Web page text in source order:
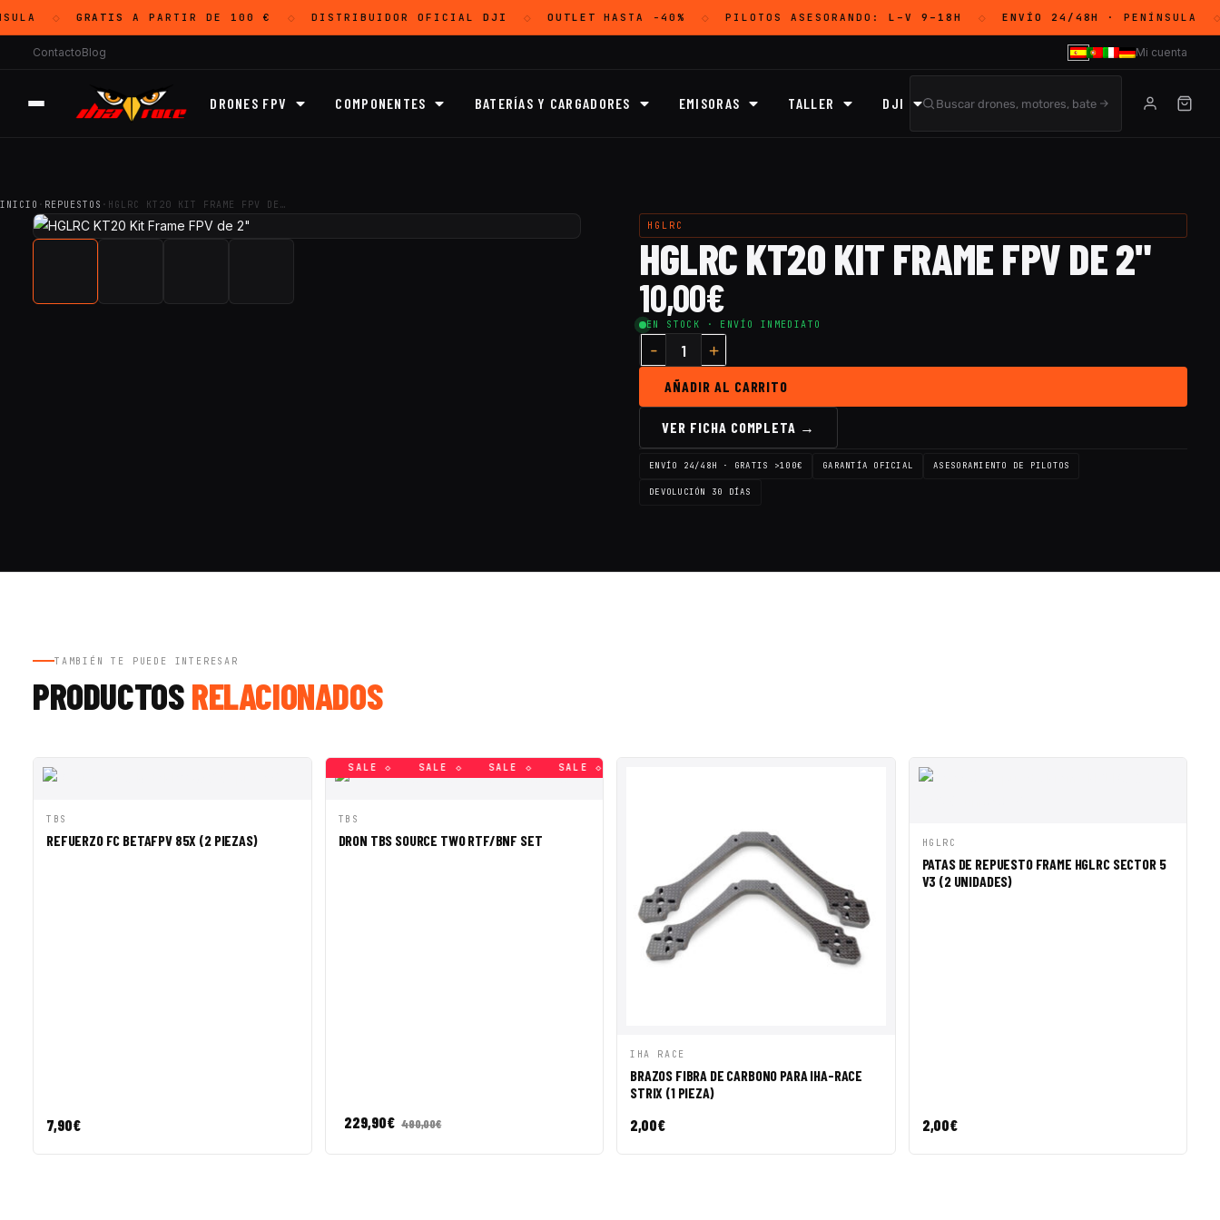
GRATIS A PARTIR DE 100 € DISTRIBUIDOR OFICIAL DJI OUTLET HASTA -40% PILOTOS ASESORANDO: L–V 9–18H ENVÍO 24/48H· PENÍNSULA
ContactoBlog Mi cuenta
DRONES FPV COMPONENTES BATERÍAS Y CARGADORES EMISORAS TALLER DJI
INICIO · REPUESTOS · HGLRC KT20 KIT FRAME FPV DE…
HGLRC
HGLRC KT20 KIT FRAME FPV DE 2"
10,00€
EN STOCK · ENVÍO INMEDIATO
AÑADIR AL CARRITO
VER FICHA COMPLETA →
ENVÍO 24/48H · GRATIS >100€ GARANTÍA OFICIAL ASESORAMIENTO DE PILOTOS
DEVOLUCIÓN 30 DÍAS
TAMBIÉN TE PUEDE INTERESAR
PRODUCTOSRELACIONADOS
VISTA RÁPIDA
TBS
REFUERZO FC BETAFPV 85X (2 PIEZAS)
7,90€
SALE ◇ SALE ◇ SALE ◇ SALE ◇ SALE ◇ SALE ◇
VISTA RÁPIDA
TBS
DRON TBS SOURCE TWO RTF/BNF SET
229,90€ 490,00€
VISTA RÁPIDA
IHA RACE
BRAZOS FIBRA DE CARBONO PARA IHA-RACE
STRIX (1 PIEZA)
2,00€
VISTA RÁPIDA
HGLRC
PATAS DE REPUESTO FRAME HGLRC SECTOR 5
V3 (2 UNIDADES)
2,00€